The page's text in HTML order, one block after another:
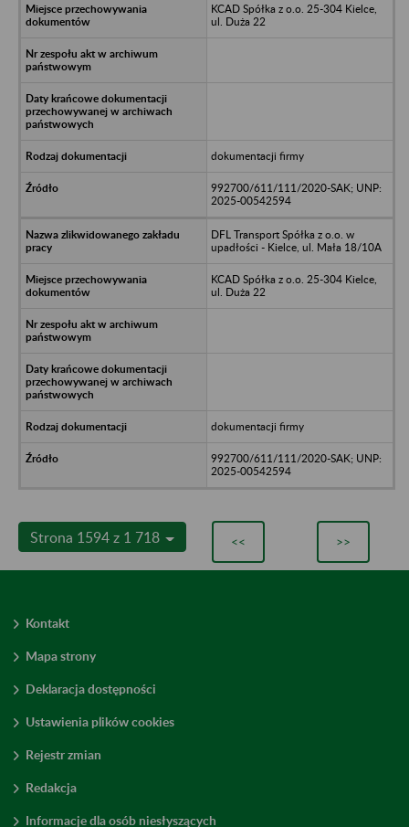
KCAD Spółka z o.o. 25-304 Kielce,
ul. Duża 22
dokumentacji firmy
992700/611/111/2020-SAK; UNP:
2025-00542594
DFL Transport Spółka z o.o. w
upadłości - Kielce, ul. Mała 18/10A
KCAD Spółka z o.o. 25-304 Kielce,
ul. Duża 22
dokumentacji firmy
992700/611/111/2020-SAK; UNP:
2025-00542594
Strona 1594 z 1 718 << >>
Kontakt
Mapa strony
Deklaracja dostępności
Ustawienia plików cookies
Rejestr zmian
Redakcja
Informacje dla osób niesłyszących